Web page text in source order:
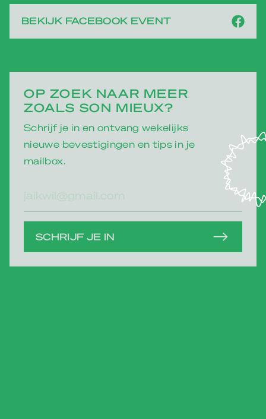
BEKIJK FACEBOOK EVENT
OP ZOEK NAAR MEER
ZOALS SON MIEUX?
Schrijf je in en ontvang wekelijks
nieuwe bevestigingen en tips in je
mailbox.
mailadres
SCHRIJF JE IN